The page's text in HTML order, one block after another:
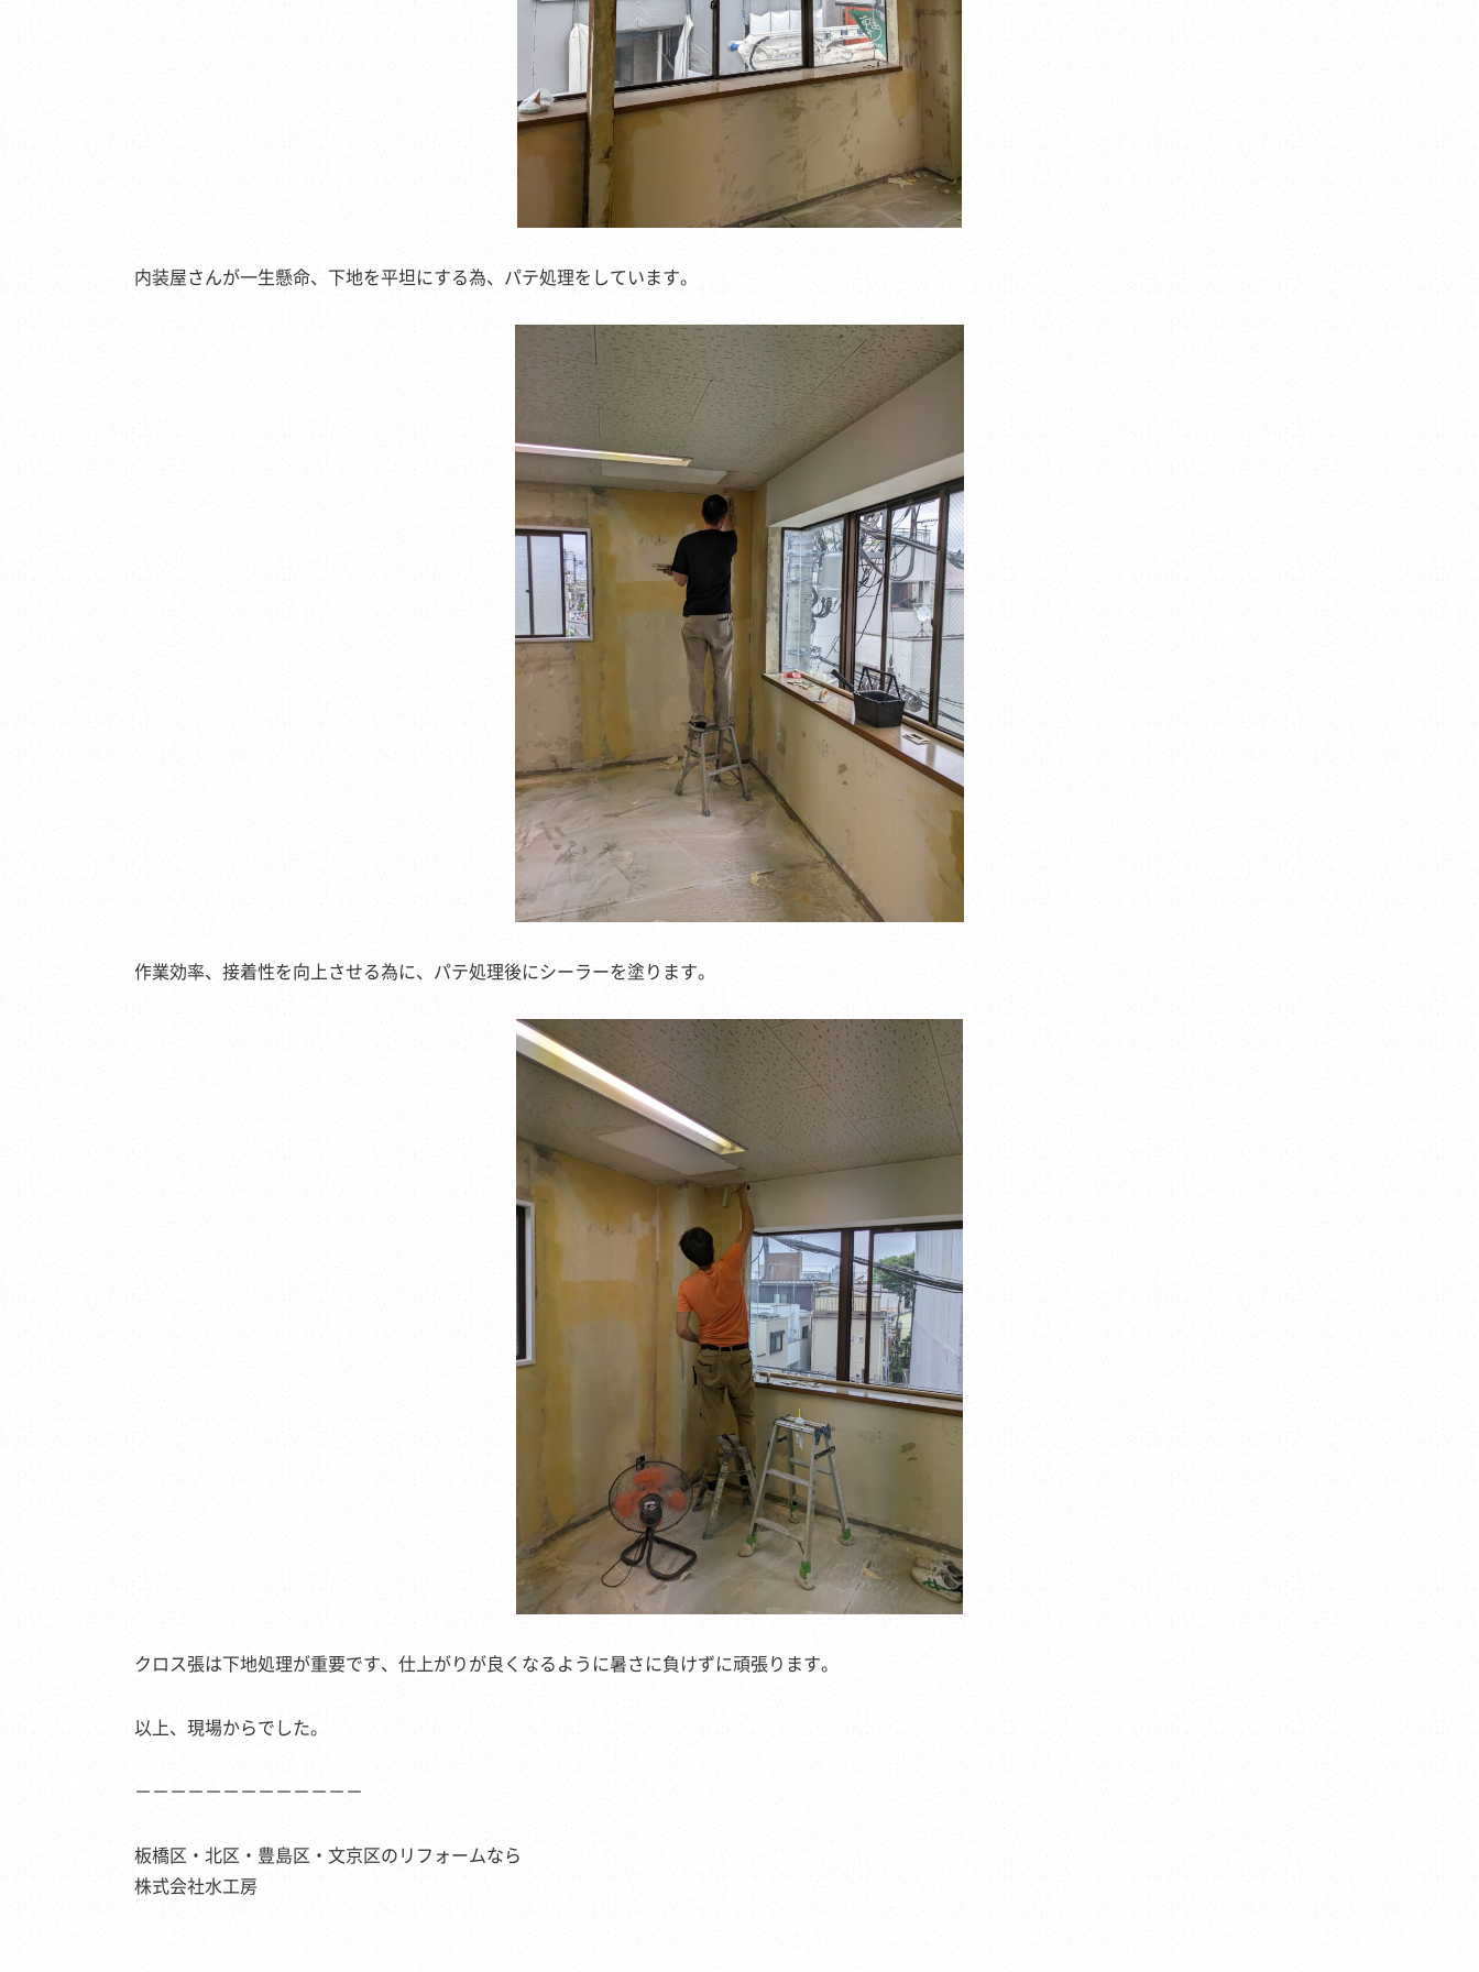
内装屋さんが一生懸命、下地を平坦にする為、パテ処理をしています。
作業効率、接着性を向上させる為に、パテ処理後にシーラーを塗ります。
クロス張は下地処理が重要です、仕上がりが良くなるように暑さに負けずに頑張ります。
以上、現場からでした。
－－－－－－－－－－－－－
板橋区・北区・豊島区・文京区のリフォームなら
株式会社水工房